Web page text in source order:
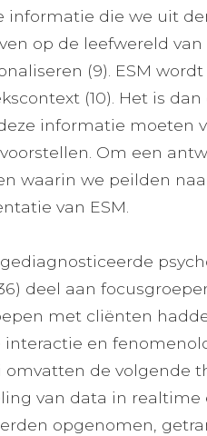
informatie die we uit
op de leefwereld
(9). ESM
(10). Het is dan
informatie moeten
Om een
waarin we peilden
van ESM.
deel aan
met cliënten
interactie en
de volgende
van data in realtime
opgenomen,